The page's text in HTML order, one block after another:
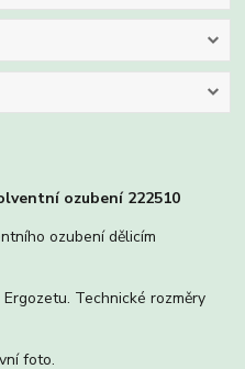
ozubení 222510
ozubení dělicím
Technické rozměry
foto.